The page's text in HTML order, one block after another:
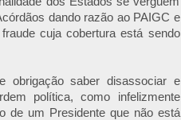
dando razão ao PAIGC e
cuja cobertura está sendo
obrigação saber disassociar e
política, como infelizmente
de um Presidente que não está